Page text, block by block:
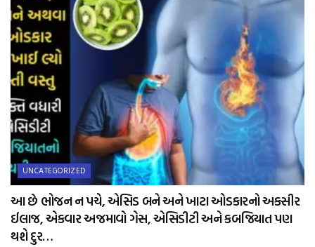
UNCATEGORIZED
આ છે ભોજન ન પચે, એસિડ બને અને ખાટા ઓડકારનો અકસીર
ઈલાજ, એકવાર અજમાવો ગેસ, એસિડીટી અને કબજિયાત પણ
થશે દુર…